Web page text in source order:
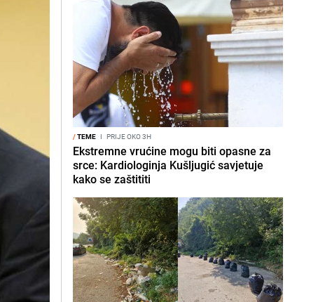
/TEME I PRIJE OKO 3H
Ekstremne vrućine mogu biti opasne za
srce: Kardiologinja Kušljugić savjetuje
kako se zaštititi